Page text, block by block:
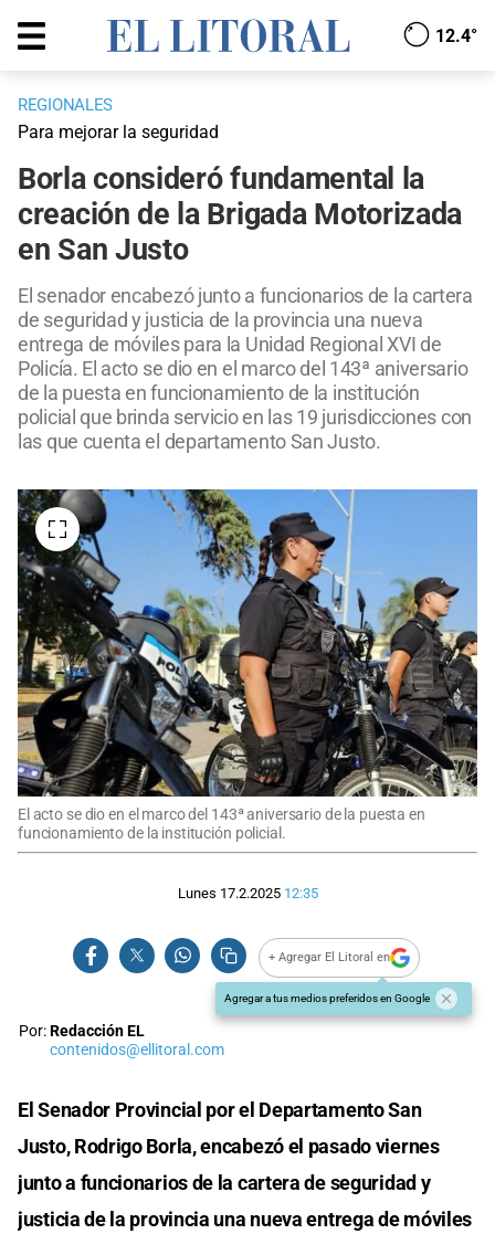
12.4°
REGIONALES
Para mejorar la seguridad
Borla consideró fundamental la
creación de la Brigada Motorizada
en San Justo
El senador encabezó junto a funcionarios de la cartera
de seguridad y justicia de la provincia una nueva
entrega de móviles para la Unidad Regional XVI de
Policía. El acto se dio en el marco del 143ª aniversario
de la puesta en funcionamiento de la institución
policial que brinda servicio en las 19 jurisdicciones con
las que cuenta el departamento San Justo.
El acto se dio en el marco del 143ª aniversario de la puesta en
funcionamiento de la institución policial.
Lunes 17.2.2025 12:35
+ Agregar El Litoral en
Agregar a tus medios preferidos en Google
Por:Redacción EL
contenidos@ellitoral.com
El Senador Provincial por el Departamento San
Justo, Rodrigo Borla, encabezó el pasado viernes
junto a funcionarios de la cartera de seguridad y
justicia de la provincia una nueva entrega de móviles